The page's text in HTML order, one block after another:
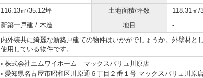
116.13㎡/35.12坪 土地面積/坪数
118.31㎡/
新築一戸建 / 木造 地目 -
内外装共に綺麗な新築戸建ての物件はいかがでしょうか。外壁材と
使用している物件です。
株式会社エムワイホーム マックスバリュ川原店
愛知県名古屋市昭和区川原通６丁目２番１号 マックスバリュ川原